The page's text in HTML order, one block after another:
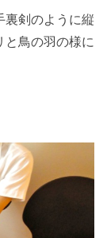
裏剣のように縦
と鳥の羽の様に